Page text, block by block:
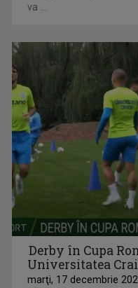
va ...
Derby în Cupa
Universitatea
marţi, 17 decembrie